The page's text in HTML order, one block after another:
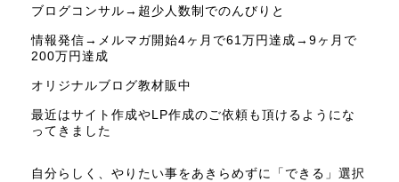
ブログコンサル→超少人数制でのんびりと
情報発信→メルマガ開始4ヶ月で61万円達成→9ヶ月で
200万円達成
オリジナルブログ教材販中
最近はサイト作成やLP作成のご依頼も頂けるようにな
ってきました
自分らしく、やりたい事をあきらめずに「できる」選択